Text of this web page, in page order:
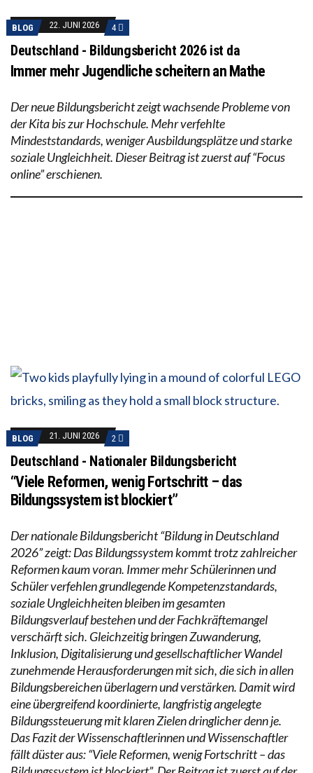
BLOG 22. JUNI 2026 4
Deutschland - Bildungsbericht 2026 ist da
Immer mehr Jugendliche scheitern an Mathe
Der neue Bildungsbericht zeigt wachsende Probleme von
der Kita bis zur Hochschule. Mehr verfehlte
Mindeststandards, weniger Ausbildungsplätze und starke
soziale Ungleichheit. Dieser Beitrag ist zuerst auf “Focus
online” erschienen.
BLOG 21. JUNI 2026 2
Deutschland - Nationaler Bildungsbericht
“Viele Reformen, wenig Fortschritt – das
Bildungssystem ist blockiert”
Der nationale Bildungsbericht “Bildung in Deutschland
2026” zeigt: Das Bildungssystem kommt trotz zahlreicher
Reformen kaum voran. Immer mehr Schülerinnen und
Schüler verfehlen grundlegende Kompetenzstandards,
soziale Ungleichheiten bleiben im gesamten
Bildungsverlauf bestehen und der Fachkräftemangel
verschärft sich. Gleichzeitig bringen Zuwanderung,
Inklusion, Digitalisierung und gesellschaftlicher Wandel
zunehmende Herausforderungen mit sich, die sich in allen
Bildungsbereichen überlagern und verstärken. Damit wird
eine übergreifend koordinierte, langfristig angelegte
Bildungssteuerung mit klaren Zielen dringlicher denn je.
Das Fazit der Wissenschaftlerinnen und Wissenschaftler
fällt düster aus: “Viele Reformen, wenig Fortschritt – das